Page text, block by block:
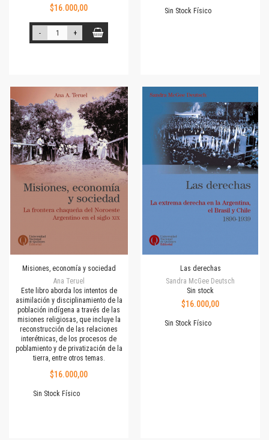
$16.000,00
- +
Sin Stock Físico
Misiones, economía y sociedad
Ana Teruel
Este libro aborda los intentos de
asimilación y disciplinamiento de la
población indígena a través de las
misiones religiosas, que incluye la
reconstrucción de las relaciones
interétnicas, de los procesos de
poblamiento y de privatización de la
tierra, entre otros temas.
$16.000,00
Sin Stock Físico
Las derechas
Sandra McGee Deutsch
Sin stock
$16.000,00
Sin Stock Físico